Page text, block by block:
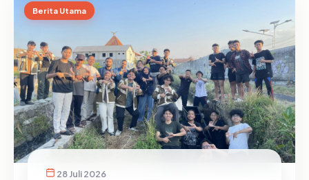
Berita Utama
28 Juli 2026